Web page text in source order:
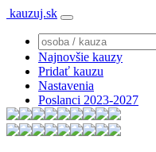
kauzuj.sk
Najnovšie kauzy
Pridať kauzu
Nastavenia
Poslanci 2023-2027